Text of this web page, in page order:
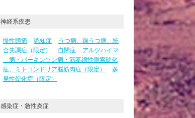
神経系疾患
慢性頭痛 認知症
うつ病、躁うつ病、統
合失調症（限定）
自閉症
アルツハイマ
―病・パーキンソン病・筋萎縮性側索硬化
症、ミトコンドリア脳筋肉症（限定）
多
発性硬化症（限定）
感染症・急性炎症